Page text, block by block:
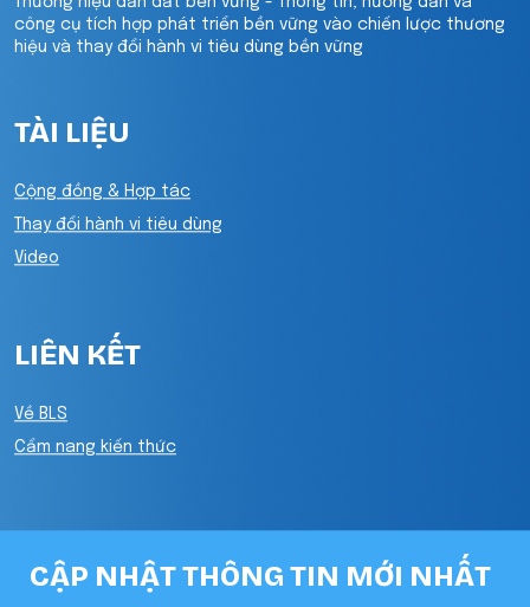
công cụ tích hợp phát triển bền vững vào chiến lược thương
hiệu và thay đổi hành vi tiêu dùng bền vững
TÀI LIỆU
Cộng đồng & Hợp tác
Thay đổi hành vi tiêu dùng
Video
LIÊN KẾT
Về BLS
Cẩm nang kiến thức
CẬP NHẬT THÔNG TIN MỚI NHẤT